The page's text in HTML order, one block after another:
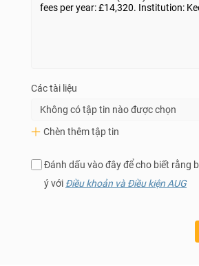
Các tài liệu
Không có tập tin nào được chọn
Chèn thêm tập tin
Đánh dấu vào đây để cho biết rằng
ý với Điều khoản và Điều kiện AUG